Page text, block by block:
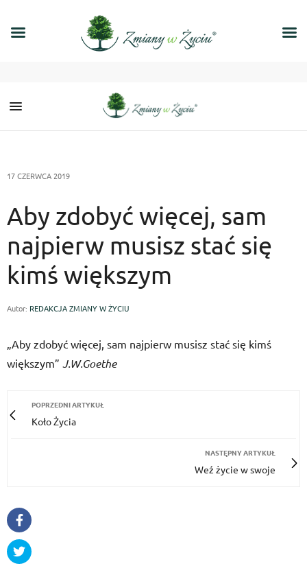
17 CZERWCA 2019
Aby zdobyć więcej, sam
najpierw musisz stać się
kimś większym
Autor: REDAKCJA ZMIANY W ŻYCIU
„Aby zdobyć więcej, sam najpierw musisz stać się kimś
większym” J.W.Goethe
POPRZEDNI ARTYKUŁ
Koło Życia
NASTĘPNY ARTYKUŁ
Weź życie w swoje